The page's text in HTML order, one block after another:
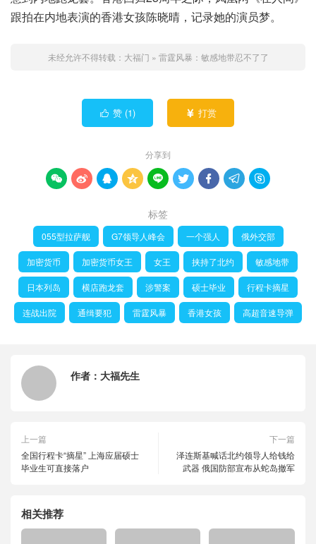
跟拍在内地表演的香港女孩陈晓晴，记录她的演员梦。
未经允许不得转载： 大福门 » 雷霆风暴：敏感地带忍不了了
 赞 (1)  打赏
分享到
        
标签
055型拉萨舰 G7领导人峰会 一个强人 俄外交部
加密货币 加密货币女王 女王 挟持了北约 敏感地带
日本列岛 横店跑龙套 涉警案 硕士毕业 行程卡摘星
连战出院 通缉要犯 雷霆风暴 香港女孩 高超音速导弹
作者： 大福先生
上一篇
全国行程卡“摘星” 上海应届硕士
毕业生可直接落户
下一篇
泽连斯基喊话北约领导人给钱给
武器 俄国防部宣布从蛇岛撤军️
相关推荐